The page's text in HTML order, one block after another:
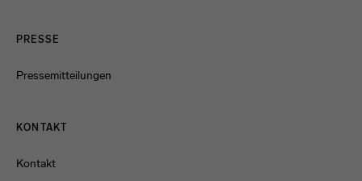
PRESSE
Pressemitteilungen
KONTAKT
Kontakt